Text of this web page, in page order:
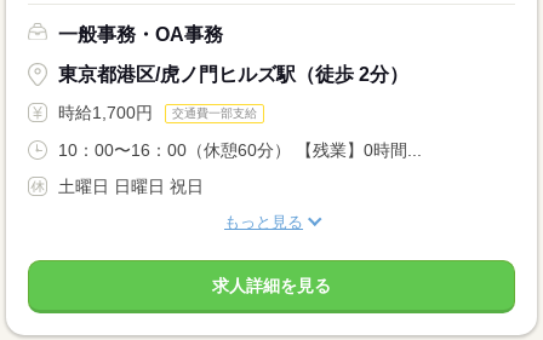
一般事務・OA事務
東京都港区/虎ノ門ヒルズ駅（徒歩 2分）
時給1,700円 交通費一部支給
10：00〜16：00（休憩60分） 【残業】0時間...
土曜日 日曜日 祝日
もっと見る
求人詳細を見る